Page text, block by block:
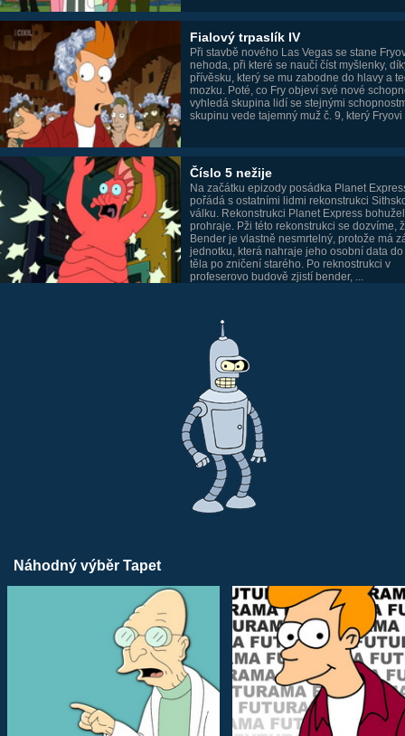
Fialový trpaslík IV
Při stavbě nového Las Vegas se stane
nehoda, při které se naučí číst myšlenky,
přívěsku, který se mu zabodne do hlavy a
mozku. Poté, co Fry objeví své nové
vyhledá skupina lidí se stejnými
skupinu vede tajemný muž č. 9, který Fryovi
Číslo 5 nežije
Na začátku epizody posádka Planet
pořádá s ostatními lidmi rekonstrukci
válku. Rekonstrukci Planet Express bohužel
prohraje. Pži této rekonstrukci se dozvíme,
Bender je vlastně nesmrtelný, protože má
jednotku, která nahraje jeho osobní data
těla po zničení starého. Po reknostrukci v
profeserovo budově zjistí bender, ...
Náhodný výběr Tapet